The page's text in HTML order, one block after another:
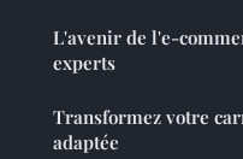
L'avenir de l'e-
experts
Transformez votre
adaptée